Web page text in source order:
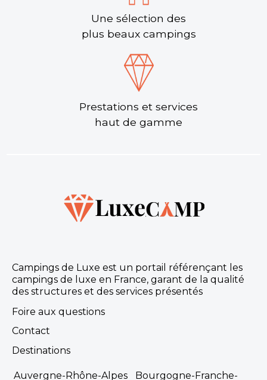
Une sélection des
plus beaux campings
Prestations et services
haut de gamme
Campings de Luxe est un portail référençant les
campings de luxe en France, garant de la qualité
des structures et des services présentés
Foire aux questions
Contact
Destinations
Auvergne-Rhône-Alpes
Bourgogne-Franche-